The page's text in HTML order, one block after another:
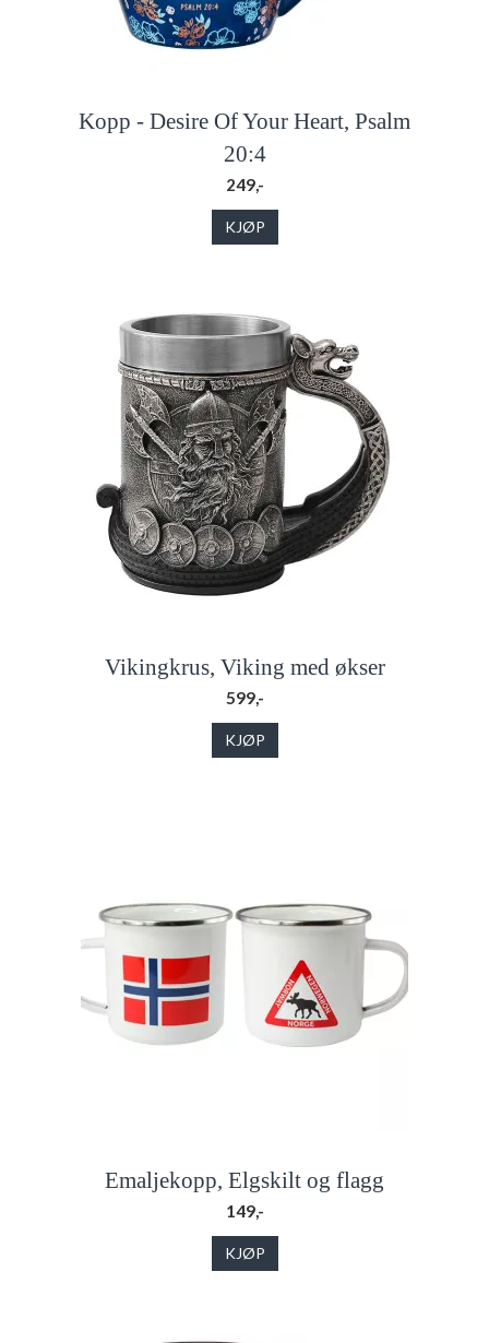
Kopp - Desire Of Your Heart, Psalm
20:4
249,-
KJØP
Vikingkrus, Viking med økser
599,-
KJØP
Emaljekopp, Elgskilt og flagg
149,-
KJØP